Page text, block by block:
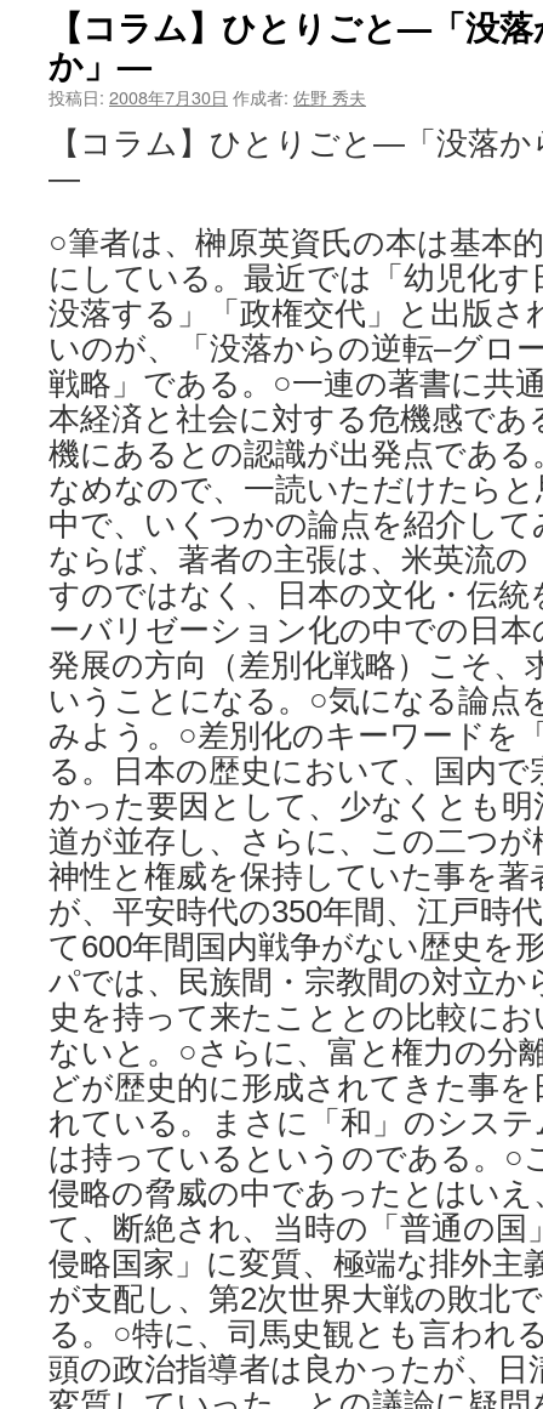
【コラム】ひとりごと—「没
か」—
投稿日: 2008年7月30日 作成者: 佐野 秀夫
【コラム】ひとりごと—「没落
—
○筆者は、榊原英資氏の本は基本
にしている。最近では「幼児化す
没落する」「政権交代」と出版さ
いのが、「没落からの逆転–グロ
戦略」である。○一連の著書に共
本経済と社会に対する危機感であ
機にあるとの認識が出発点である
なめなので、一読いただけたら
中で、いくつかの論点を紹介し
ならば、著者の主張は、米英流の
すのではなく、日本の文化・伝
ーバリゼーション化の中での日
発展の方向（差別化戦略）こそ、
いうことになる。○気になる論点
みよう。○差別化のキーワードを
る。日本の歴史において、国内
かった要因として、少なくとも
道が並存し、さらに、この二つ
神性と権威を保持していた事を
が、平安時代の350年間、江戸時
て600年間国内戦争がない歴史を
パでは、民族間・宗教間の対立か
史を持って来たこととの比較に
ないと。○さらに、富と権力の分
どが歴史的に形成されてきた事
れている。まさに「和」のシス
は持っているというのである。○
侵略の脅威の中であったとはい
て、断絶され、当時の「普通の国
侵略国家」に変質、極端な排外主
が支配し、第2次世界大戦の敗北
る。○特に、司馬史観とも言われ
頭の政治指導者は良かったが、日